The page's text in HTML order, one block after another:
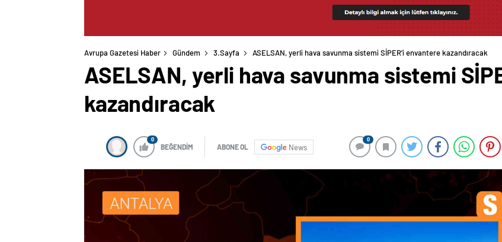
Avrupa Gazetesi Haber Gündem 3.Sayfa ASELSAN, yerli hava savunma sistemi SİPER’i envantere kazandıracak
ASELSAN, yerli hava savunma sistemi
kazandıracak
0
BEĞENDİM ABONE OL News
0